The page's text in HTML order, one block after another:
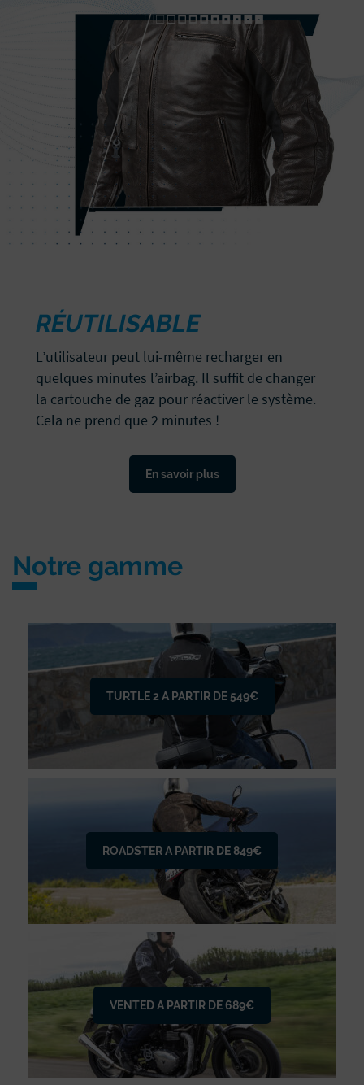
RÉUTILISABLE
L’utilisateur peut lui-même recharger en
quelques minutes l’airbag. Il suffit de changer
la cartouche de gaz pour réactiver le système.
Cela ne prend que 2 minutes !
En savoir plus
Notre gamme
TURTLE 2 A PARTIR DE 549€
ROADSTER A PARTIR DE 849€
VENTED A PARTIR DE 689€